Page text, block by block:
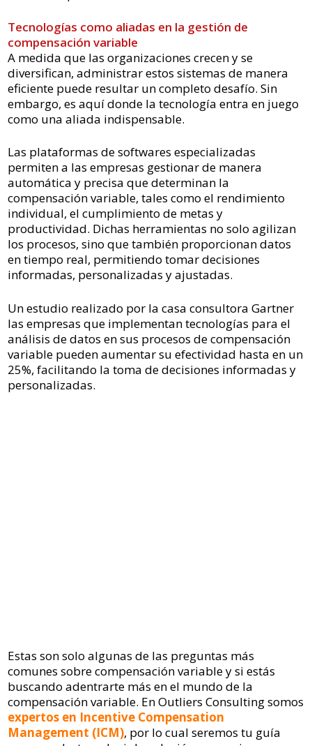
Tecnologías como aliadas en la gestión de
compensación variable
A medida que las organizaciones crecen y se
diversifican, administrar estos sistemas de manera
eficiente puede resultar un completo desafío. Sin
embargo, es aquí donde la tecnología entra en juego
como una aliada indispensable.
Las plataformas de softwares especializadas
permiten a las empresas gestionar de manera
automática y precisa que determinan la
compensación variable, tales como el rendimiento
individual, el cumplimiento de metas y
productividad. Dichas herramientas no solo agilizan
los procesos, sino que también proporcionan datos
en tiempo real, permitiendo tomar decisiones
informadas, personalizadas y ajustadas.
Un estudio realizado por la casa consultora Gartner
las empresas que implementan tecnologías para el
análisis de datos en sus procesos de compensación
variable pueden aumentar su efectividad hasta en un
25%, facilitando la toma de decisiones informadas y
personalizadas.
Estas son solo algunas de las preguntas más
comunes sobre compensación variable y si estás
buscando adentrarte más en el mundo de la
compensación variable. En Outliers Consulting somos
expertos en Incentive Compensation
Management (ICM), por lo cual seremos tu guía